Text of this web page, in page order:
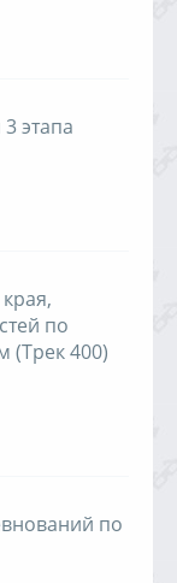
этапа
по
(Трек 400)
по